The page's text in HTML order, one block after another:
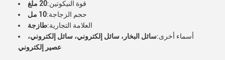
قوة النيكوتين:20 ملغ
حجم الزجاجة:10 مل
العلامة التجارية:طازجة
أسماء أخرى:سائل البخار، سائل إلكتروني، سائل إلكتروني،
عصير إلكتروني